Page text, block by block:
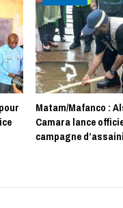
Matam/Mafanco :
Camara lance
campagne